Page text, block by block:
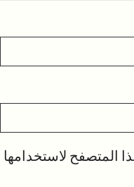
المتصفح لاستخدامها